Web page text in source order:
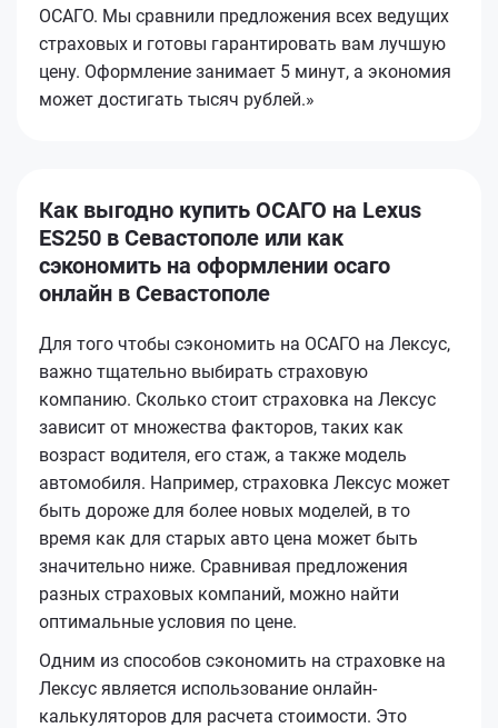
ОСАГО. Мы сравнили предложения всех ведущих
страховых и готовы гарантировать вам лучшую
цену. Оформление занимает 5 минут, а экономия
может достигать тысяч рублей.»
Как выгодно купить ОСАГО на Lexus
ES250 в Севастополе или как
сэкономить на оформлении осаго
онлайн в Севастополе
Для того чтобы сэкономить на ОСАГО на Лексус,
важно тщательно выбирать страховую
компанию. Сколько стоит страховка на Лексус
зависит от множества факторов, таких как
возраст водителя, его стаж, а также модель
автомобиля. Например, страховка Лексус может
быть дороже для более новых моделей, в то
время как для старых авто цена может быть
значительно ниже. Сравнивая предложения
разных страховых компаний, можно найти
оптимальные условия по цене.
Одним из способов сэкономить на страховке на
Лексус является использование онлайн-
калькуляторов для расчета стоимости. Это